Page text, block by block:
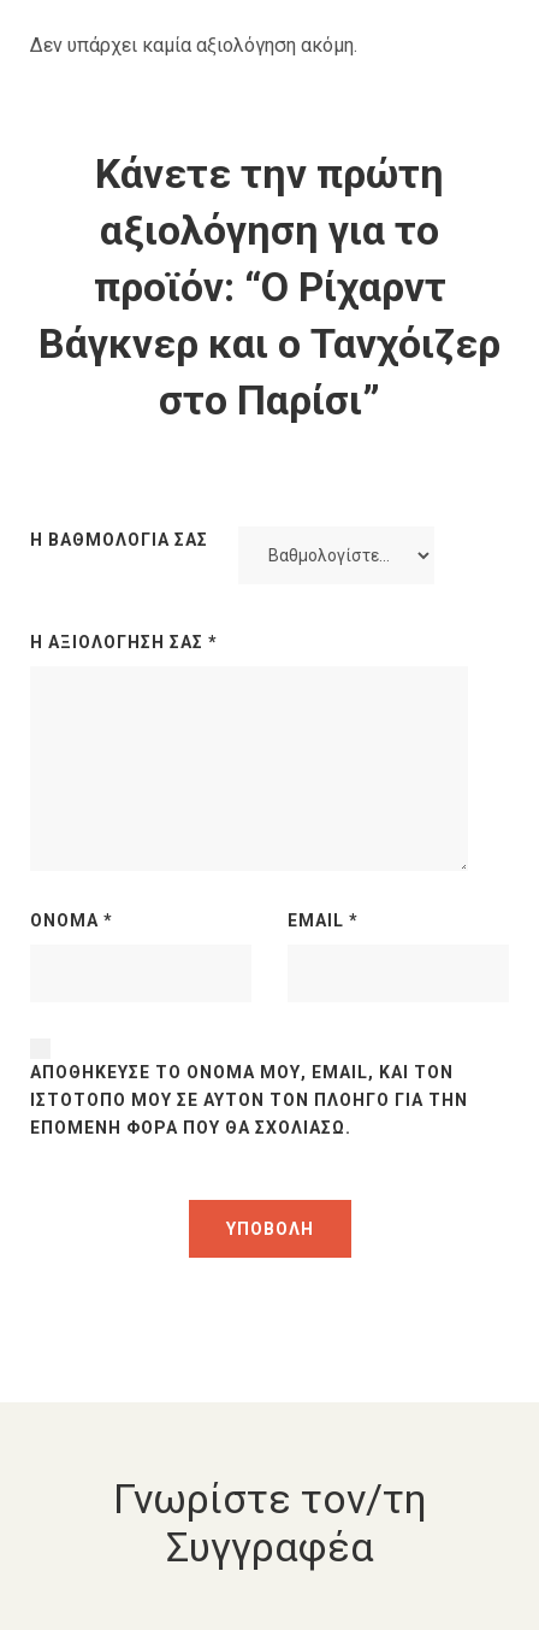
Δεν υπάρχει καμία αξιολόγηση ακόμη.
Κάνετε την πρώτη
αξιολόγηση για το
προϊόν: “Ο Ρίχαρντ
Βάγκνερ και ο Τανχόιζερ
στο Παρίσι”
Η ΒΑΘΜΟΛΟΓΊΑ ΣΑΣ
Η ΑΞΙΟΛΌΓΗΣΉ ΣΑΣ *
ΌΝΟΜΑ * EMAIL *
ΑΠΟΘΉΚΕΥΣΕ ΤΟ ΌΝΟΜΆ ΜΟΥ, EMAIL, ΚΑΙ ΤΟΝ
ΙΣΤΌΤΟΠΟ ΜΟΥ ΣΕ ΑΥΤΌΝ ΤΟΝ ΠΛΟΗΓΌ ΓΙΑ ΤΗΝ
ΕΠΌΜΕΝΗ ΦΟΡΆ ΠΟΥ ΘΑ ΣΧΟΛΙΆΣΩ.
Γνωρίστε τον/τη
Συγγραφέα